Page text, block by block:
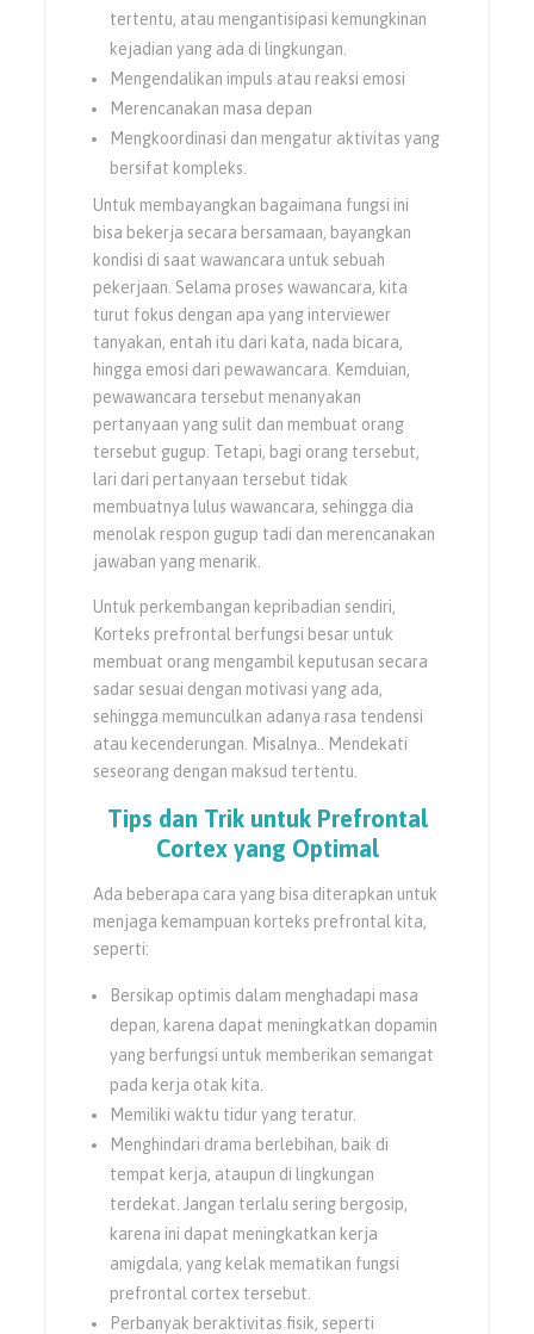
tertentu, atau mengantisipasi kemungkinan
kejadian yang ada di lingkungan.
Mengendalikan impuls atau reaksi emosi
Merencanakan masa depan
Mengkoordinasi dan mengatur aktivitas yang
bersifat kompleks.
Untuk membayangkan bagaimana fungsi ini
bisa bekerja secara bersamaan, bayangkan
kondisi di saat wawancara untuk sebuah
pekerjaan. Selama proses wawancara, kita
turut fokus dengan apa yang interviewer
tanyakan, entah itu dari kata, nada bicara,
hingga emosi dari pewawancara. Kemduian,
pewawancara tersebut menanyakan
pertanyaan yang sulit dan membuat orang
tersebut gugup. Tetapi, bagi orang tersebut,
lari dari pertanyaan tersebut tidak
membuatnya lulus wawancara, sehingga dia
menolak respon gugup tadi dan merencanakan
jawaban yang menarik.
Untuk perkembangan kepribadian sendiri,
Korteks prefrontal berfungsi besar untuk
membuat orang mengambil keputusan secara
sadar sesuai dengan motivasi yang ada,
sehingga memunculkan adanya rasa tendensi
atau kecenderungan. Misalnya.. Mendekati
seseorang dengan maksud tertentu.
Tips dan Trik untuk Prefrontal
Cortexyang Optimal
Ada beberapa cara yang bisa diterapkan untuk
menjaga kemampuan korteks prefrontal kita,
seperti:
Bersikap optimis dalam menghadapi masa
depan, karena dapat meningkatkan dopamin
yang berfungsi untuk memberikan semangat
pada kerja otak kita.
Memiliki waktu tidur yang teratur.
Menghindari drama berlebihan, baik di
tempat kerja, ataupun di lingkungan
terdekat. Jangan terlalu sering bergosip,
karena ini dapat meningkatkan kerja
amigdala, yang kelak mematikan fungsi
prefrontal cortex tersebut.
Perbanyak beraktivitas fisik, seperti